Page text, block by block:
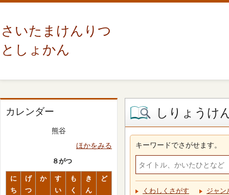
さいたまけんりつ
としょかん
カレンダー
熊谷
ほかをみる
８がつ
に
ち
げ
つ
か
す
い
も
く
き
ん
ど
しりょうけ
キーワードでさがせます。
くわしくさがす ジャン